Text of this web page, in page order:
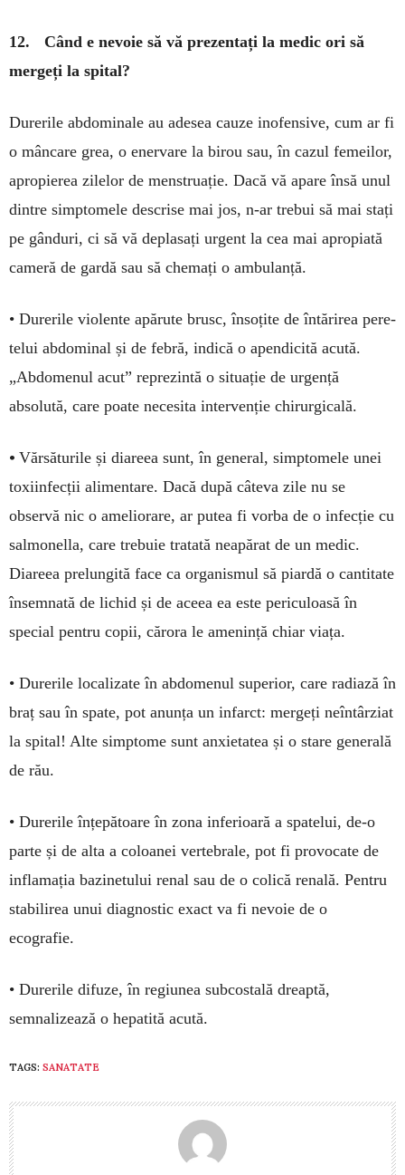
12. Când e nevoie să vă prezentați la medic ori să
mergeți la spital?
Durerile abdominale au adesea cauze ino­fensive, cum ar fi
o mân­care grea, o enervare la birou sau, în cazul femeilor,
apropierea zilelor de menstruație. Dacă vă apare însă unul
dintre simp­tomele descrise mai jos, n-ar trebui să mai stați
pe gân­duri, ci să vă deplasați urgent la cea mai apro­piată
cameră de gardă sau să chemați o ambu­lanță.
• Durerile violente apă­rute brusc, însoțite de întărirea pere­
telui abdo­minal și de febră, indică o apendicită acută.
„Abdomenul acut” re­prezintă o situație de urgență
absolută, care poate necesita inter­ven­ție chirurgi­cală.
• Vărsăturile și diareea sunt, în ge­ne­ral, simptomele unei
toxiinfecții alimentare. Dacă după câteva zile nu se
observă nic o ameliorare, ar putea fi vorba de o infecție cu
sal­monella, care trebuie tratată nea­părat de un medic.
Diareea pre­lungită face ca or­ganismul să piar­dă o cantitate
în­semnată de lichid și de aceea ea este periculoasă în
special pentru copii, cărora le amenință chiar viața.
• Durerile localizate în abdo­menul superior, care radiază în
braț sau în spate, pot anunța un infarct: mergeți neîntârziat
la spi­tal! Alte simptome sunt anxietatea și o stare generală
de rău.
• Durerile înțepătoare în zona inferioară a spatelui, de-o
parte și de alta a coloanei vertebrale, pot fi provocate de
inflamația bazine­tului renal sau de o colică renală. Pentru
stabilirea unui diagnostic exact va fi nevoie de o
ecografie.
• Durerile difuze, în regiunea sub­costală dreap­tă,
semnalizează o hepatită acută.
TAGS: SANATATE